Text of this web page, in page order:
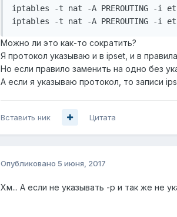
iptables -t nat -A PREROUTING -i
Можно ли это как-то сократить?
Я протокол указываю и в ipset, и в
Но если правило заменить на одно без
А если я указываю протокол, то записи
Вставить ник Цитата
Опубликовано 5 июня, 2017
Хм... А если не указывать -p и так же не